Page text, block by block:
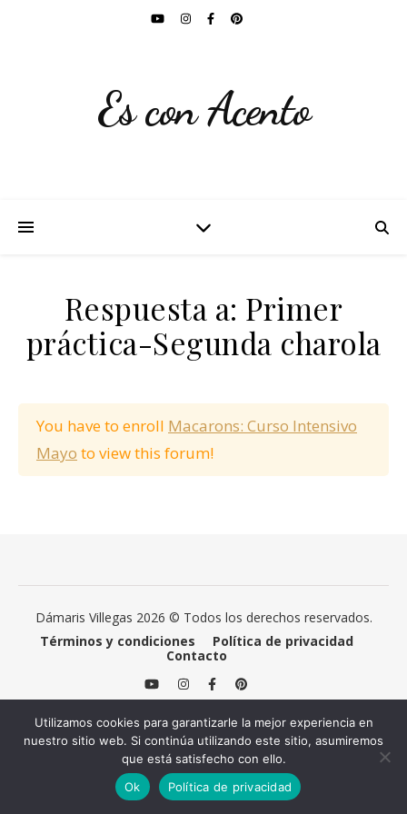
Es con Acento
Respuesta a: Primer
práctica-Segunda charola
You have to enroll Macarons: Curso Intensivo
Mayo to view this forum!
Dámaris Villegas 2026 © Todos los derechos reservados.
Términos y condiciones
Política de privacidad
Contacto
Utilizamos cookies para garantizarle la mejor experiencia en
nuestro sitio web. Si continúa utilizando este sitio, asumiremos
que está satisfecho con ello.
Ok
Política de privacidad